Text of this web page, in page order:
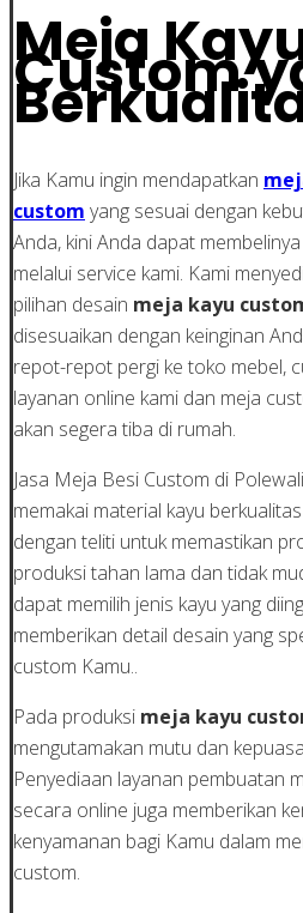
Meja
Custom
Jika Kamu ingin mendapatkan
custom yang sesuai dengan
Anda, kini Anda dapat
melalui service kami. Kami
pilihan desain meja kayu
disesuaikan dengan keinginan
repot-repot pergi ke toko mebel,
layanan online kami dan meja
akan segera tiba di rumah.
Jasa Meja Besi Custom di
memakai material kayu
dengan teliti untuk memastikan
produksi tahan lama dan tidak
dapat memilih jenis kayu yang
memberikan detail desain yang
custom Kamu..
Pada produksi meja kayu
mengutamakan mutu dan
Penyediaan layanan pembuatan
secara online juga memberikan
kenyamanan bagi Kamu dalam
custom.